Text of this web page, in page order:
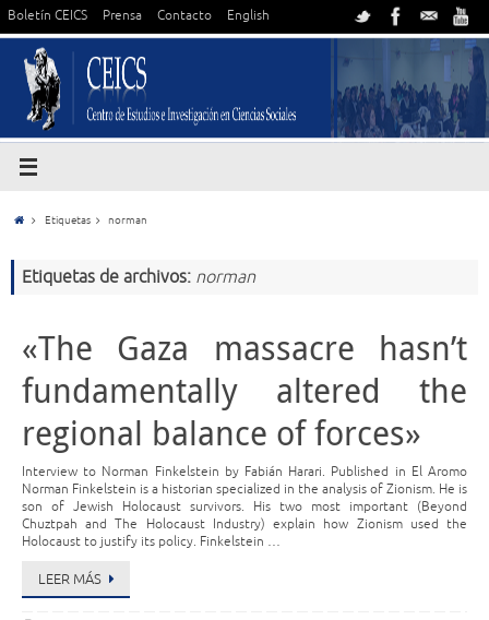
Boletín CEICS Prensa Contacto English
Etiquetas norman
Etiquetas de archivos: norman
«The Gaza massacre hasn’t
fundamentally altered the
regional balance of forces»
Interview to Norman Finkelstein by Fabián Harari. Published in El Aromo
Norman Finkelstein is a historian specialized in the analysis of Zionism. He is
son of Jewish Holocaust survivors. His two most important (Beyond
Chuztpah and The Holocaust Industry) explain how Zionism used the
Holocaust to justify its policy. Finkelstein …
LEER MÁS